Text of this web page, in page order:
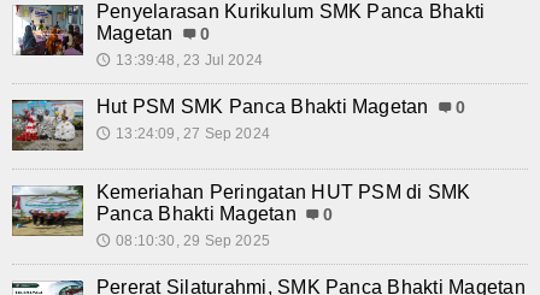
Agenda
Konsultasi
Hubungi Kami
Penyelarasan Kurikulum SMK Panca Bhakti
Magetan
0
🕔 13:39:48, 23 Jul 2024
Hut PSM SMK Panca Bhakti Magetan 0
🕔 13:24:09, 27 Sep 2024
Kemeriahan Peringatan HUT PSM di SMK
Panca Bhakti Magetan
0
🕔 08:10:30, 29 Sep 2025
Pererat Silaturahmi, SMK Panca Bhakti Magetan